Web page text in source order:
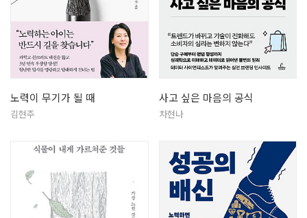
노력이 무기가 될 때
김현주
사고 싶은 마음의 공식
차현나